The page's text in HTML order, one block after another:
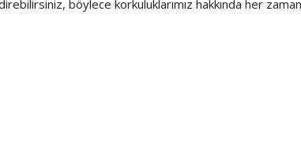
böylece korkuluklarımız hakkında her